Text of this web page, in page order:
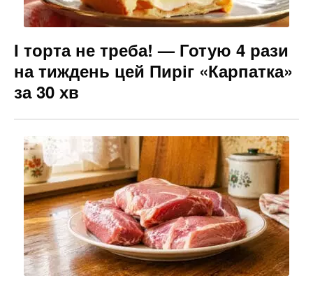
І торта не треба! — Готую 4 рази
на тиждень цей Пиріг «Карпатка»
за 30 хв